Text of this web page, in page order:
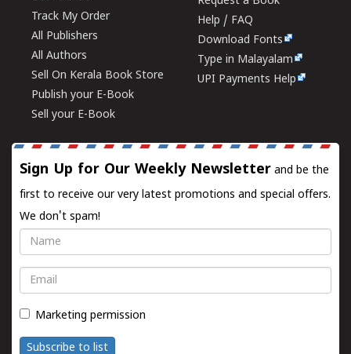
Track My Order
All Publishers
All Authors
Sell On Kerala Book Store
Publish your E-Book
Sell your E-Book
Help / FAQ
Download Fonts
Type in Malayalam
UPI Payments Help
Sign Up for Our Weekly Newsletter and be the
first to receive our very latest promotions and special offers.
We don't spam!
Name
Email
Marketing permission
Subscribe to list